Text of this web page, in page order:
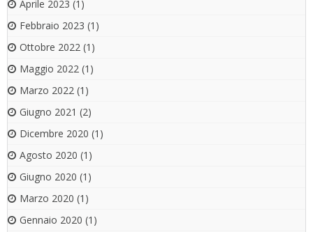
Aprile 2023 (1)
Febbraio 2023 (1)
Ottobre 2022 (1)
Maggio 2022 (1)
Marzo 2022 (1)
Giugno 2021 (2)
Dicembre 2020 (1)
Agosto 2020 (1)
Giugno 2020 (1)
Marzo 2020 (1)
Gennaio 2020 (1)